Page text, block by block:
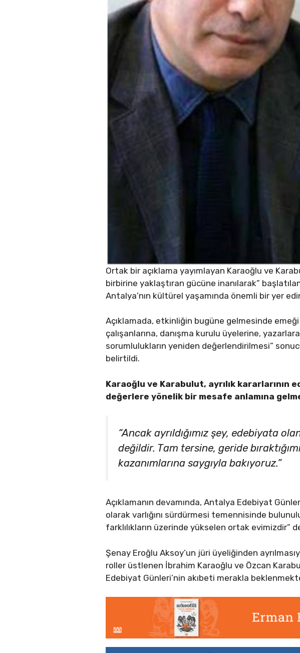
Ortak bir açıklama yayımlayan Karaoğlu ve
birbirine yaklaştıran gücüne inanılarak”
Antalya’nın kültürel yaşamında önemli bir yer
Açıklamada, etkinliğin bugüne gelmesinde
çalışanlarına, danışma kurulu üyelerine,
sorumlulukların yeniden değerlendirilmesi”
belirtildi.
Karaoğlu ve Karabulut, ayrılık
değerlere yönelik bir mesafe anlamına
“Ancak ayrıldığımız şey, edebiyata
değildir. Tam tersine, geride
kazanımlarına saygıyla bakıyoruz.”
Açıklamanın devamında, Antalya Edebiyat
olarak varlığını sürdürmesi temennisinde
farklılıkların üzerinde yükselen ortak evimizdir”
Şenay Eroğlu Aksoy’un jüri üyeliğinden
roller üstlenen İbrahim Karaoğlu ve Özcan
Edebiyat Günleri’nin akıbeti merakla